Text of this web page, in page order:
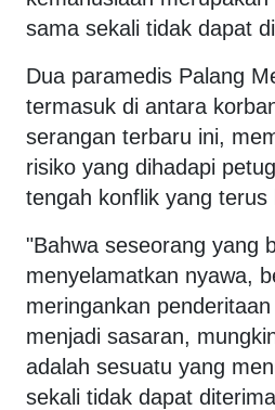
sama sekali tidak dapat
Dua paramedis Palang
termasuk di antara
serangan terbaru ini,
risiko yang dihadapi
tengah konflik yang terus
"Bahwa seseorang yang
menyelamatkan nyawa,
meringankan
menjadi sasaran,
adalah sesuatu yang
sekali tidak dapat